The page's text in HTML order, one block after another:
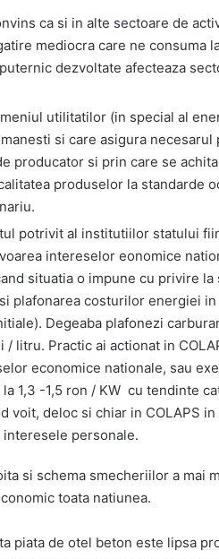
ca si in alte sectoare de
mediocra care ne consuma
dezvoltate afecteaza
utilitatilor (in special al
si care asigura necesarul
producator si prin care se
produselor la standarde
potrivit al institutiilor statului
intereselor eonomice
situatia o impune cu privire
plafonarea costurilor energiei
Degeaba plafonezi
litru. Practic ai actionat in
economice nationale, sau
1,3 -1,5 ron / KW cu tendinte
voit, deloc si chiar in COLAPS
personale.
si schema smecheriilor a mai
toata natiunea.
piata de otel beton este lipsa